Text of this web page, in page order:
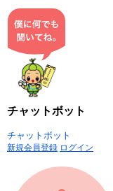
チャットボット
チャットボット
新規会員登録 ログイン